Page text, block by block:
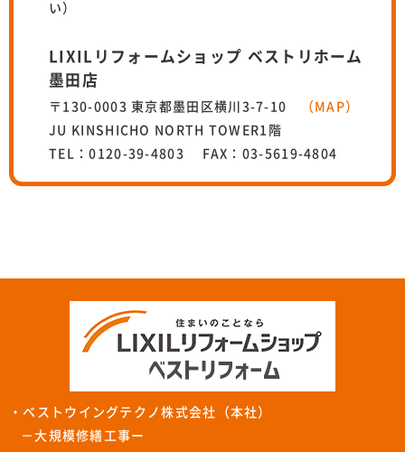
い）
LIXILリフォームショップ ベストリホーム
墨田店
〒130-0003 東京都墨田区横川3-7-10
（MAP）
JU KINSHICHO NORTH TOWER1階
TEL：0120-39-4803 FAX：03-5619-4804
・ベストウイングテクノ株式会社（本社）
－大規模修繕工事ー